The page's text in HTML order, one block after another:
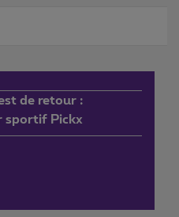
de retour :
sportif Pickx